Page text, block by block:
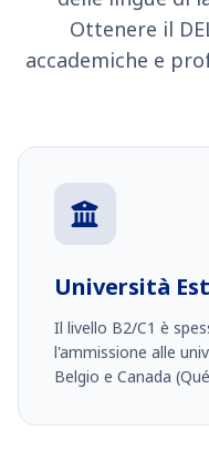
Ottenere il
accademiche e
Università
Il livello B2/C1 è
l'ammissione alle
Belgio e Canada